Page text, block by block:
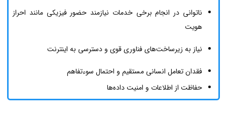
ناتوانی در انجام برخی خدمات نیازمند حضور فیزیکی مانند احراز
هویت
نیاز به زیرساخت‌های فناوری قوی و دسترسی به اینترنت
فقدان تعامل انسانی مستقیم و احتمال سوءتفاهم
حفاظت از اطلاعات و امنیت داده‌ها